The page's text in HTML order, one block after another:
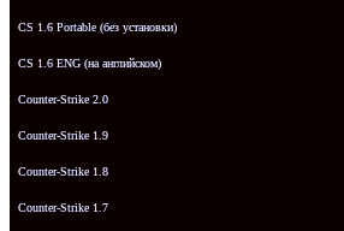
CS 1.6 Portable (без установки)
CS 1.6 ENG (на английском)
Counter-Strike 2.0
Counter-Strike 1.9
Counter-Strike 1.8
Counter-Strike 1.7